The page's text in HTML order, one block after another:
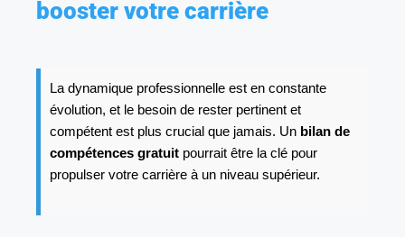
booster votre carrière
La dynamique professionnelle est en constante
évolution, et le besoin de rester pertinent et
compétent est plus crucial que jamais. Un bilan de
compétences gratuit pourrait être la clé pour
propulser votre carrière à un niveau supérieur.